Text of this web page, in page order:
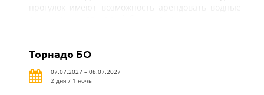
прогулок имеют возможность арендовать водные
Торнадо БО
07.07.2027 – 08.07.2027
2 дня / 1 ночь